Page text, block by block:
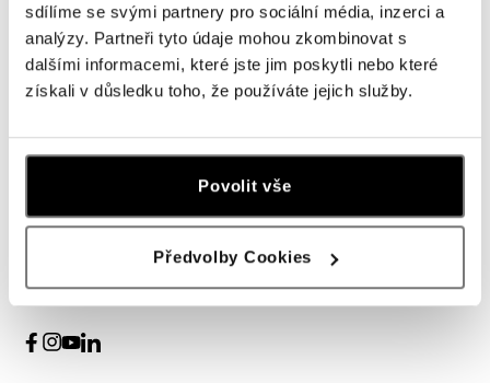
sdílíme se svými partnery pro sociální média, inzerci a
analýzy. Partneři tyto údaje mohou zkombinovat s
dalšími informacemi, které jste jim poskytli nebo které
získali v důsledku toho, že používáte jejich služby.
Povolit vše
Předvolby Cookies
Přihlášení k odběru newsletteru
Žena
Muž